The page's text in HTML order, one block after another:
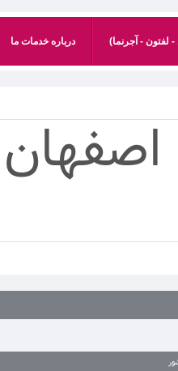
لفتون - آجرنما) درباره خدمات ما